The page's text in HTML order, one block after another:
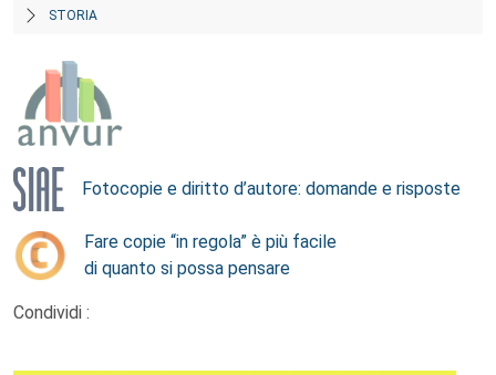
STORIA
Fotocopie e diritto d’autore: domande e risposte
Fare copie “in regola” è più facile
di quanto si possa pensare
Condividi :